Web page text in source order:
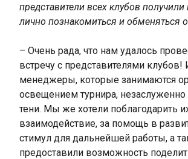
представители всех клубов
лично познакомиться и обменяться
– Очень рада, что нам удалось
встречу с представителями клубов!
менеджеры, которые занимаются
освещением турнира, незаслуженно
тени. Мы же хотели поблагодарить
взаимодействие, за помощь в
стимул для дальнейшей работы, а
предоставили возможность